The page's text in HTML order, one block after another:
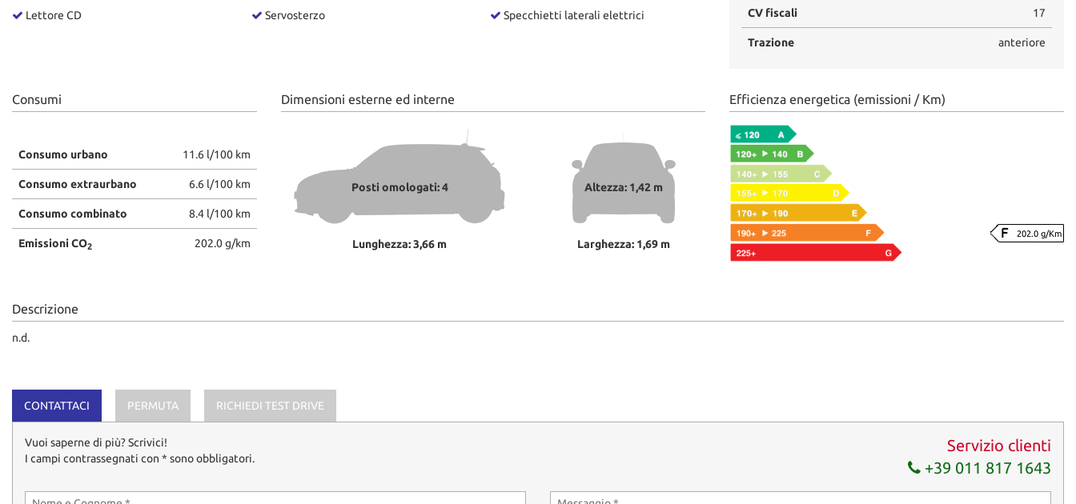
Lettore CD
Servosterzo
Specchietti laterali elettrici
CV fiscali 17
Trazione anteriore
Consumi
Consumo urbano 11.6 l/100 km
Consumo extraurbano 6.6 l/100 km
Consumo combinato 8.4 l/100 km
Emissioni CO2 202.0 g/km
Dimensioni esterne ed interne
Posti omologati: 4
Lunghezza: 3,66 m
Altezza: 1,42 m
Larghezza: 1,69 m
Efficienza energetica (emissioni / Km)
202.0 g/Km
Descrizione
n.d.
CONTATTACI PERMUTA RICHIEDI TEST DRIVE
Vuoi saperne di più? Scrivici!
I campi contrassegnati con * sono obbligatori.
Servizio clienti
+39 011 817 1643
questi
rimanda
policy.
Puoi
rivedere
e
modificare
le
tue
momento.
Cookie necessari
Cookie delle preferenze